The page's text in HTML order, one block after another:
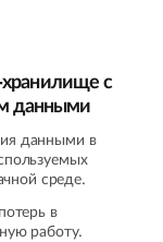
с
данными
данными в
среде.
в
работу.